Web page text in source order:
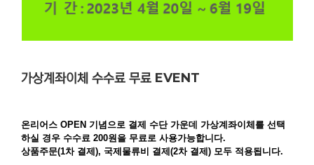
가상계좌이체 수수료 무료 EVENT
온리어스 OPEN 기념으로 결제 수단 가운데 가상계좌이체를 선택
하실 경우 수수료 200원을 무료로 사용가능합니다.
상품주문(1차 결제), 국제물류비 결제(2차 결제) 모두 적용됩니다.